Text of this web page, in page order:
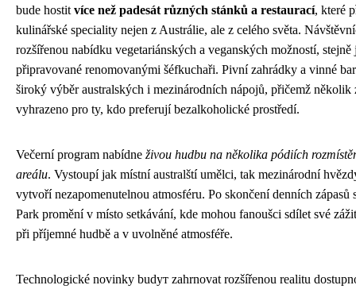
bude hostitvíce než padesát různých stánků a restaurací, které
kulinářské speciality nejen z Austrálie, ale z celého světa.
rozšířenou nabídku vegetariánských a veganských možností,
připravované renomovanými šéfkuchaři. Pivní zahrádky a vinné
široký výběr australských i mezinárodních nápojů, přičemž několik
vyhrazeno pro ty, kdo preferují bezalkoholické prostředí.
Večerní program nabídne živou hudbu na několika pódiích
areálu. Vystoupí jak místní australští umělci, tak mezinárodní
vytvoří nezapomenutelnou atmosféru. Po skončení denních zápasů
Park promění v místo setkávání, kde mohou fanoušci sdílet své
při příjemné hudbě a v uvolněné atmosféře.
Technologické novinky budут zahrnovat rozšířenou realitu